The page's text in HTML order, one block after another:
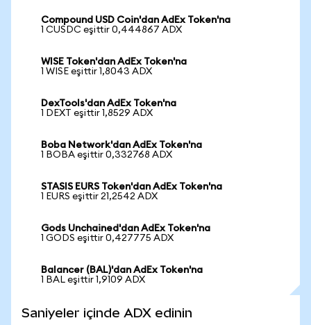
Compound USD Coin'dan AdEx Token'na
1 CUSDC eşittir 0,444867 ADX
WISE Token'dan AdEx Token'na
1 WISE eşittir 1,8043 ADX
DexTools'dan AdEx Token'na
1 DEXT eşittir 1,8529 ADX
Boba Network'dan AdEx Token'na
1 BOBA eşittir 0,332768 ADX
STASIS EURS Token'dan AdEx Token'na
1 EURS eşittir 21,2542 ADX
Gods Unchained'dan AdEx Token'na
1 GODS eşittir 0,427775 ADX
Balancer (BAL)'dan AdEx Token'na
1 BAL eşittir 1,9109 ADX
Saniyeler içinde ADX edinin